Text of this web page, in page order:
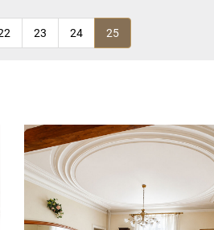
23 24 25